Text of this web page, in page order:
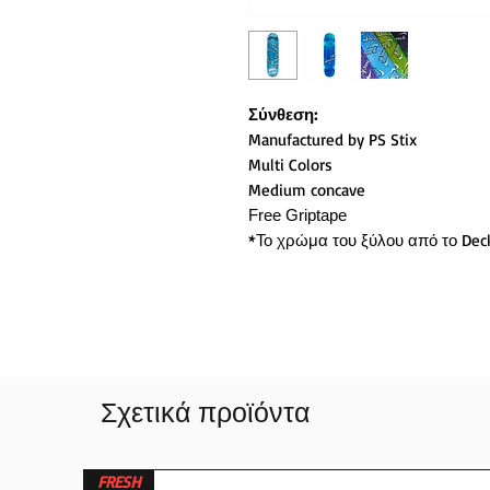
Σύνθεση:
Manufactured by PS Stix
Multi Colors
Medium concave
Free Griptape
*Το χρώμα του ξύλου από το
Σχετικά προϊόντα
FRESH